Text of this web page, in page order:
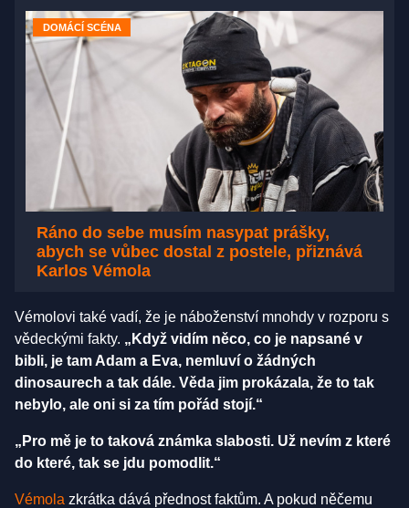
DOMÁCÍ SCÉNA
Ráno do sebe musím nasypat prášky,
abych se vůbec dostal z postele, přiznává
Karlos Vémola
Vémolovi také vadí, že je náboženství mnohdy v rozporu s
vědeckými fakty. „Když vidím něco, co je napsané v
bibli, je tam Adam a Eva, nemluví o žádných
dinosaurech a tak dále. Věda jim prokázala, že to tak
nebylo, ale oni si za tím pořád stojí.“
„Pro mě je to taková známka slabosti. Už nevím z které
do které, tak se jdu pomodlit.“
Vémola zkrátka dává přednost faktům. A pokud něčemu